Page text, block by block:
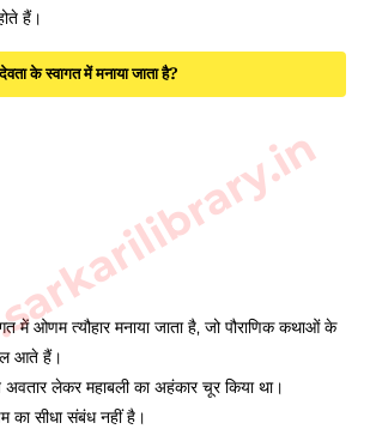
हैं।
के स्वागत में मनाया जाता है?
में ओणम त्यौहार मनाया जाता है, जो पौराणिक कथाओं के
आते हैं।
अवतार लेकर महाबली का अहंकार चूर किया था।
का सीधा संबंध नहीं है।